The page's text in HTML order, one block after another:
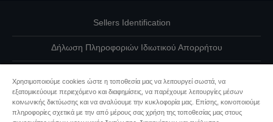
Sellers Identification
Δήλωση Πληροφοριών Ιδιωτικού Απορρήτου
Επικοινωνήστε μαζί μας για τα δεδομένα σας
Χρησιμοποιούμε cookies ώστε η τοποθεσία μας να λειτουργεί σωστά, να
εξατομικεύουμε περιεχόμενο και διαφημίσεις, να παρέχουμε λειτουργίες μέσων
κοινωνικής δικτύωσης και να αναλύουμε την κυκλοφορία μας. Επίσης, κοινοποιούμε
πληροφορίες σχετικά με την από μέρους σας χρήση της τοποθεσίας μας στους